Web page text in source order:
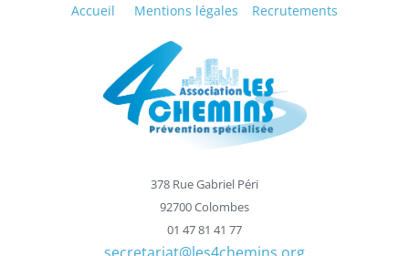
Accueil Mentions légales Recrutements
378 Rue Gabriel Péri
92700 Colombes
01 47 81 41 77